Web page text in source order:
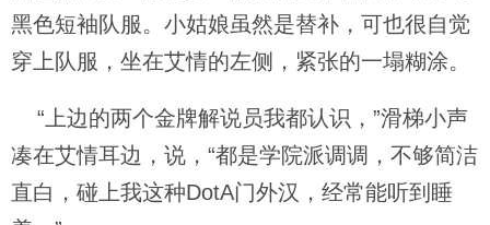
黑色短袖队服。小姑娘虽然是替补，可也很自觉
穿上队服，坐在艾情的左侧，紧张的一塌糊涂。
“上边的两个金牌解说员我都认识，”滑梯小声
凑在艾情耳边，说，“都是学院派调调，不够简洁
直白，碰上我这种DotA门外汉，经常能听到睡